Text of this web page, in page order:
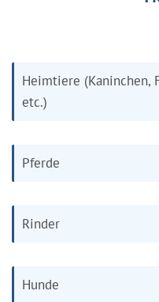
Heimtiere (Kaninchen,
etc.)
Pferde
Rinder
Hunde